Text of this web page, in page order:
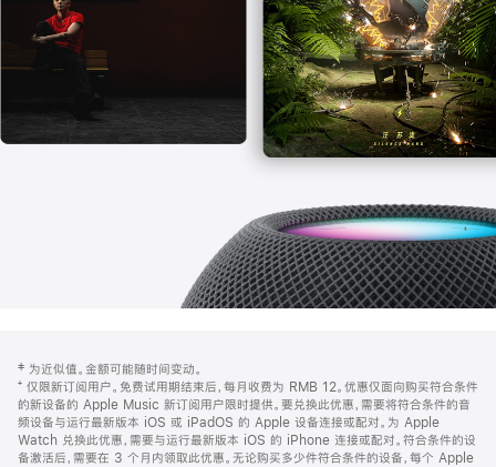
页
页
脚
注
‡ 为近似值。金额可能随时间变动。
⁺ 仅限新订阅用户。免费试用期结束后，每月收费为 RMB 12。优惠仅面向购买符合条件
的新设备的 Apple Music 新订阅用户限时提供。要兑换此优惠，需要将符合条件的音
频设备与运行最新版本 iOS 或 iPadOS 的 Apple 设备连接或配对。为 Apple
Watch 兑换此优惠，需要与运行最新版本 iOS 的 iPhone 连接或配对。符合条件的设
备激活后，需要在 3 个月内领取此优惠。无论购买多少件符合条件的设备，每个 Apple